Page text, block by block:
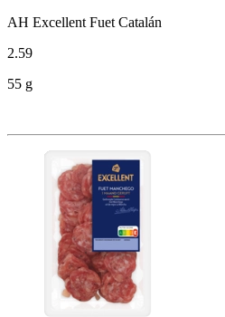
AH Excellent Fuet Catalán
2.59
55 g